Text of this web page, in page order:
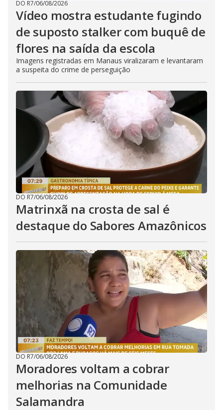
DO R7/06/08/2026
Vídeo mostra estudante fugindo
de suposto stalker com buquê de
flores na saída da escola
Imagens registradas em Manaus viralizaram e levantaram
a suspeita do crime de perseguição
DO R7/06/08/2026
Matrinxã na crosta de sal é
destaque do Sabores Amazônicos
DO R7/06/08/2026
Moradores voltam a cobrar
melhorias na Comunidade
Salamandra